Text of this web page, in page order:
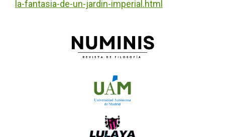
la-fantasia-de-un-jardin-imperial.html